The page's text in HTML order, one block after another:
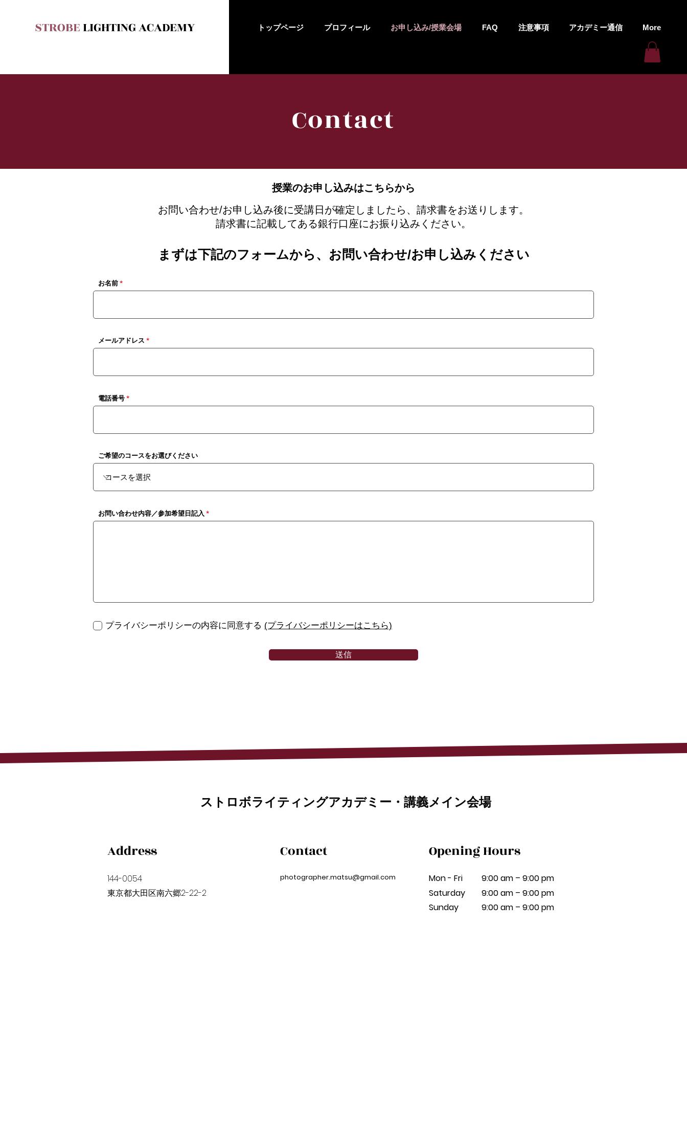
STROBELIGHTING ACADEMY トップページ プロフィール お申し込み/授業会場 FAQ 注意事項 アカデミー通信 More
Contact
授業のお申し込みはこちらから
お問い合わせ/お申し込み後に受講日が確定しましたら、請求書をお送りします。
請求書に記載してある銀行口座にお振り込みください。
まずは下記のフォームから、お問い合わせ/お申し込みください
お名前
メールアドレス
電話番号
ご希望のコースをお選びください
お問い合わせ内容／参加希望日記入
プライバシーポリシーの内容に同意する (プライバシーポリシーはこちら)
送信
ストロボライティング​アカデミー・講義メイン会場
Address
​144-0054
​東京都大田区南六郷2-22-2
Contact
photographer.matsu@gmail.com
Opening Hours
Mon - Fri
9:00 am – 9:00 pm
Saturday
9:00 am – 9:00 pm
​Sunday
9:00 am – 9:00 pm